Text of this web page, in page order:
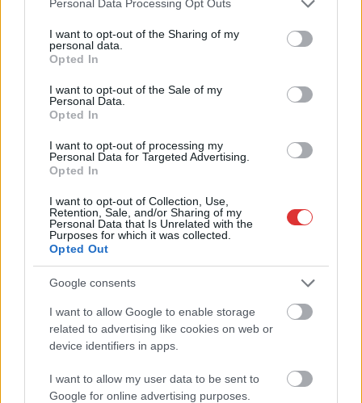
not limited to your visit or usage behaviour. You may click to
grant or deny consent to Google and its third-party tags to
use your data for below specified purposes in below Google
consent section.
Personal Data Processing Opt Outs
I want to opt-out of the Sharing of my
personal data.
Opted In
I want to opt-out of the Sale of my
Personal Data.
Opted In
I want to opt-out of processing my
Personal Data for Targeted Advertising.
Opted In
I want to opt-out of Collection, Use,
Retention, Sale, and/or Sharing of my
Personal Data that Is Unrelated with the
Purposes for which it was collected.
Opted Out
Google consents
I want to allow Google to enable storage
related to advertising like cookies on web or
device identifiers in apps.
I want to allow my user data to be sent to
Google for online advertising purposes.
ez csak az egyik botrány
Problémák egész Jász-Nagykun-Szolnok megyében: egyre
több otthoni kútból fogy ki a víz
Szolnokon egy kulcsfontosságú körforgalmat részlegesen
lezárnak a napokban, a közlekedés az átlagost is meghaladó
mértékben lebénul
Elromlott a biztosítóberendezés a ceglédi vasútvonalon,
alapos késések alakultak ki a menetrendhez képest,
Ön szerint hogy készül a hamisítatlan szolnoki habos isler?
Országos ellenőrzés indult a hazai akkumulátoripari
üzemekben
kiskereskedelemben
Györfi Mihály több tucat vállalkozással egyeztetett a
41 fok fölé forrósodott az ország, Szolnokon pedig egy másik